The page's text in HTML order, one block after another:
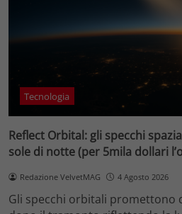
Tecnologia
Reflect Orbital: gli specchi
sole di notte (per 5mila dollari
Redazione VelvetMAG 4 Agosto 2026
Gli specchi orbitali promettono